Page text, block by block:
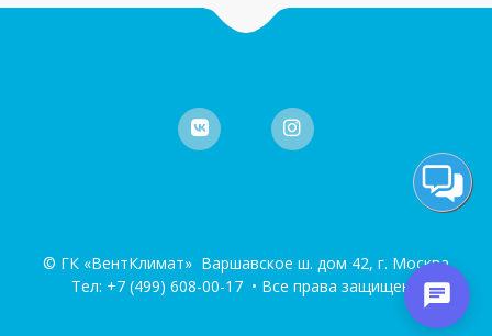
© ГК «ВентКлимат» Варшавское ш. дом 42, г. Москва
Тел: +7 (499) 608-00-17• Все права защищены